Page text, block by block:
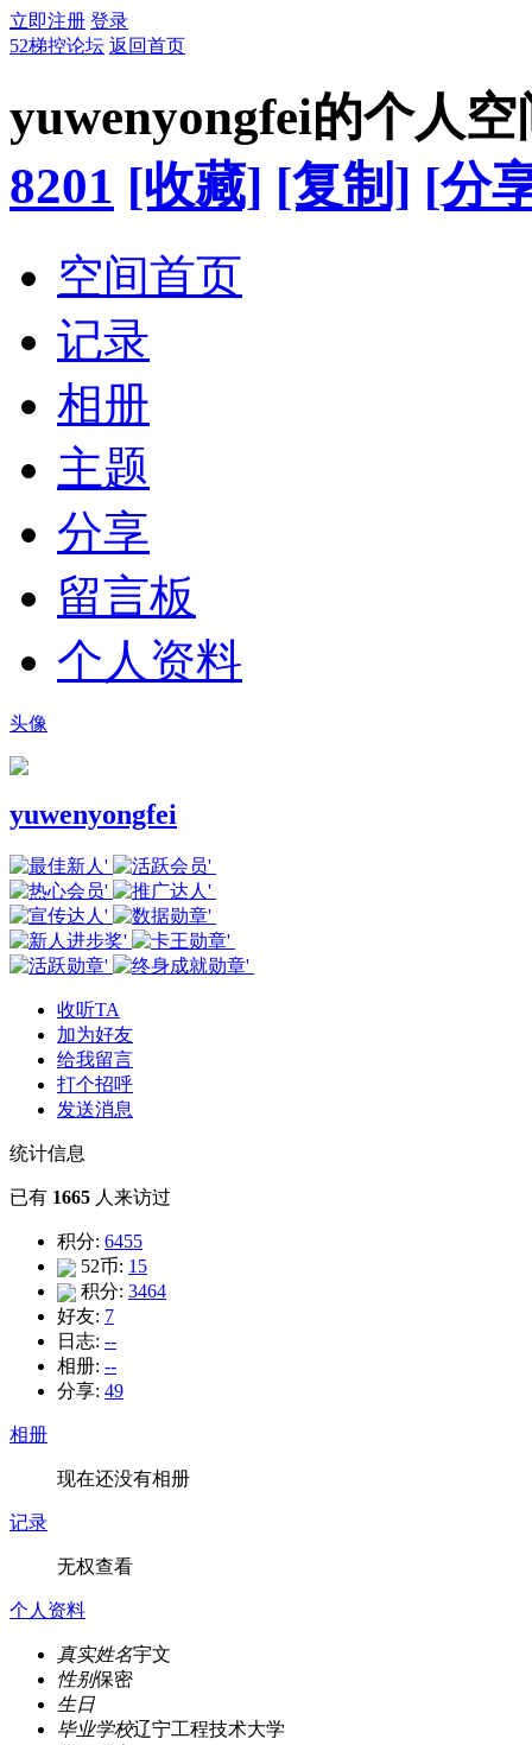
立即注册 登录
52梯控论坛 返回首页
yuwenyongfei的个人空
8201 [收藏] [复制] [分
空间首页
记录
相册
主题
分享
留言板
个人资料
头像
yuwenyongfei
收听TA
加为好友
给我留言
打个招呼
发送消息
统计信息
已有 1665 人来访过
积分: 6455
52币: 15
积分: 3464
好友: 7
日志: --
相册: --
分享: 49
相册
现在还没有相册
记录
无权查看
个人资料
真实姓名宇文
性别保密
生日
毕业学校辽宁工程技术大学